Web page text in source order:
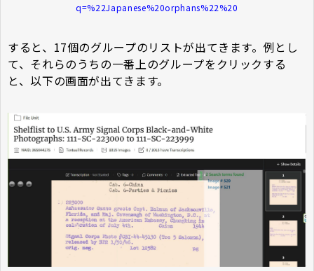
q=%22Japanese%20orphans%22%20
すると、17個のグループのリストが出てきます。例とし
て、それらのうちの一番上のグループをクリックする
と、以下の画面が出てきます。